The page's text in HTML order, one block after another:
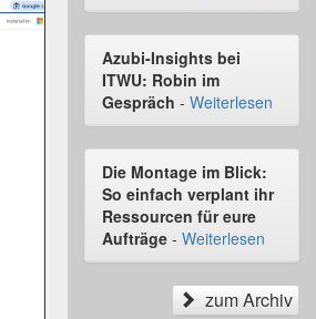
Azubi-Insights bei
ITWU: Robin im
Gespräch - Weiterlesen
Die Montage im Blick:
So einfach verplant ihr
Ressourcen für eure
Aufträge - Weiterlesen
zum Archiv